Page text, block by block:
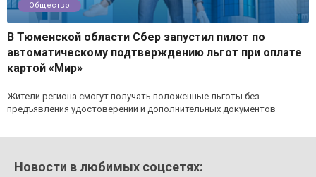
Общество
В Тюменской области Сбер запустил пилот по
автоматическому подтверждению льгот при оплате
картой «Мир»
Жители региона смогут получать положенные льготы без
предъявления удостоверений и дополнительных документов
Новости в любимых соцсетях: